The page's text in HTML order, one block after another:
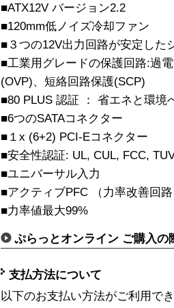
■ATX12V バージョン2.2
■120mm低ノイズ冷却ファン
■３つの12V出力回路が安定した
■工業用グレードの保護回路:過
(OVP)、短絡回路保護(SCP)
■80 PLUS 認証 ： 省エネと環境
■6つのSATAコネクター
■１x (6+2) PCI-Eコネクター
■安全性認証: UL, CUL, FCC,
■ユニバーサル入力
■アクティブPFC （力率改善回
■力率値最大99%
ぷらっとオンライン ご購入の
支払方法について
以下のお支払い方法がご利用で